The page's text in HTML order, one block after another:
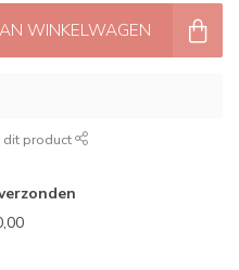
WINKELWAGEN
dit product